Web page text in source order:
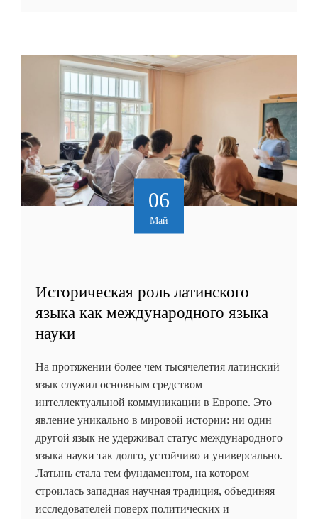
06
Май
Историческая роль латинского
языка как международного языка
науки
На протяжении более чем тысячелетия латинский
язык служил основным средством
интеллектуальной коммуникации в Европе. Это
явление уникально в мировой истории: ни один
другой язык не удерживал статус международного
языка науки так долго, устойчиво и универсально.
Латынь стала тем фундаментом, на котором
строилась западная научная традиция, объединяя
исследователей поверх политических и